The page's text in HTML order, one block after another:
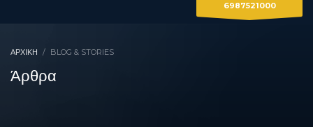
6987521000
ΑΡΧΙΚΉ BLOG & STORIES
Άρθρα